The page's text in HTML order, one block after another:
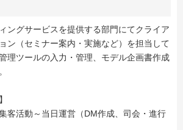
ングサービスを提供する部門にてクライア
ン（セミナー案内・実施など）を担当して
理ツールの入力・管理、モデル企画書作成
客活動～当日運営（DM作成、司会・進行